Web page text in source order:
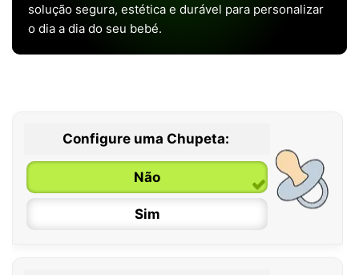
solução segura, estética e durável para personalizar
o dia a dia do seu bebé.
Configure uma Chupeta:
Não
Sim